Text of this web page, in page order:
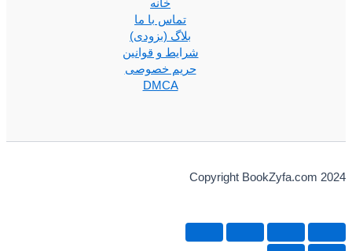
تماس با ما
بلاگ (بزودی)
شرایط و قوانین
حریم خصوصی
DMCA
Copyright BookZyfa.com